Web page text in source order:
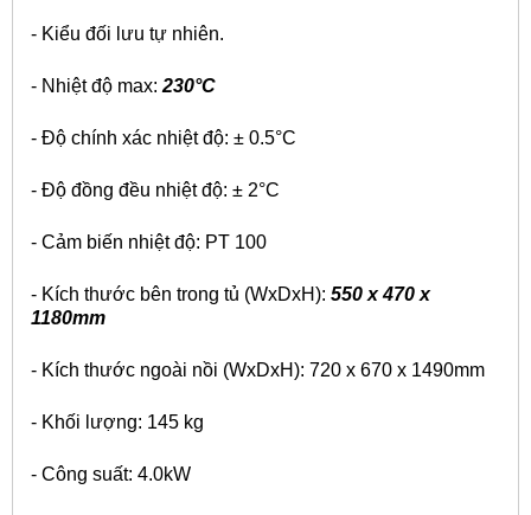
- Kiểu đối lưu tự nhiên.
- Nhiệt độ max: 230°C
- Độ chính xác nhiệt độ: ± 0.5°C
- Độ đồng đều nhiệt độ: ± 2°C
- Cảm biến nhiệt độ: PT 100
- Kích thước bên trong tủ (WxDxH): 550 x 470 x
1180mm
- Kích thước ngoài nồi (WxDxH): 720 x 670 x 1490mm
- Khối lượng: 145 kg
- Công suất: 4.0kW